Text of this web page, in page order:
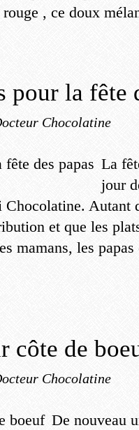
, ce doux
pour la fête
Chocolatine
La
jour
Autant
et que les
mamans, les
côte de
Chocolatine
De nouveau